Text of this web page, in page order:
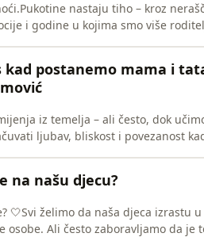
nastaju tiho – kroz
i godine u kojima smo više
postanemo mama i
iz temelja – ali često, dok
ljubav, bliskost i povezanost
na našu djecu?
🤍Svi želimo da naša djeca izrastu
osobe. Ali često zaboravljamo da je